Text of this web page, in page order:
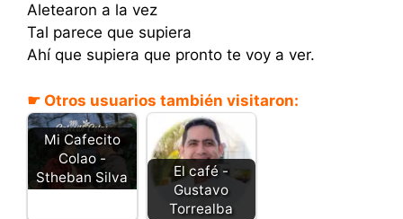
Aletearon a la vez
Tal parece que supiera
Ahí que supiera que pronto te voy a ver.
☛ Otros usuarios también visitaron:
Mi Cafecito
Colao -
Stheban Silva
El café -
Gustavo
Torrealba